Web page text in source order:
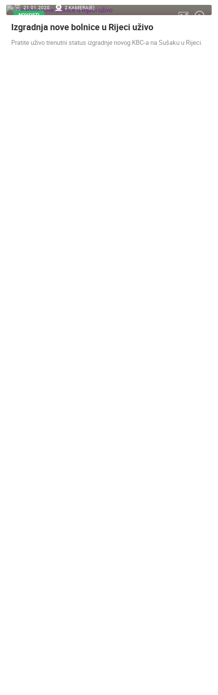
21.01.2020.
2 KAMERA(E)
NOVOSTI
Izgradnja nove bolnice u Rijeci uživo
Pratite uživo trenutni status izgradnje novog KBC-a na Sušaku u Rijeci.